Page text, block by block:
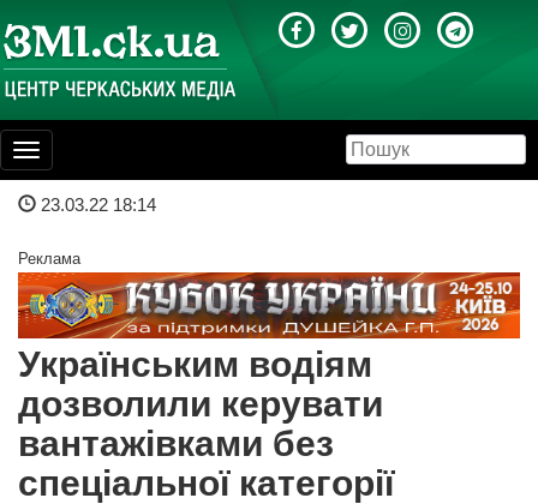
Toggle
navigation
23.03.22 18:14
Реклама
Українським водіям
дозволили керувати
вантажівками без
спеціальної категорії